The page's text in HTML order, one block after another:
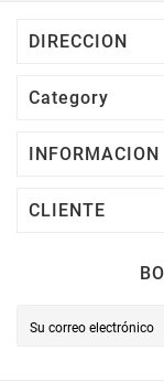
DIRECCION
Category
INFORMACION
CLIENTE